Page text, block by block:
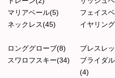
マリアベール(5)
フェイス
ネックレス(45)
イヤリン
ロンググローブ(8)
ブレスレ
スワロフスキー(34)
ブライダ
(4)